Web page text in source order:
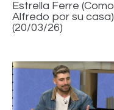
Estrella Ferre (Como
Alfredo por su casa)
(20/03/26)